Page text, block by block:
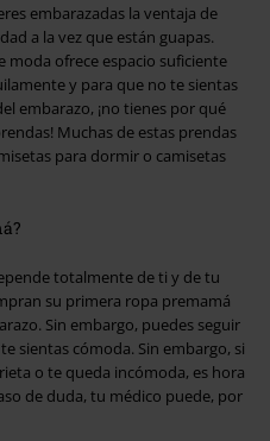
embarazadas la ventaja de
a la vez que están guapas.
moda ofrece espacio suficiente
y para que no te sientas
embarazo, ¡no tienes por qué
Muchas de estas prendas
para dormir o camisetas
totalmente de ti y de tu
su primera ropa premamá
Sin embargo, puedes seguir
sientas cómoda. Sin embargo, si
o te queda incómoda, es hora
de duda, tu médico puede, por